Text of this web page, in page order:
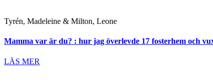
Tyrén, Madeleine & Milton, Leone
Mamma var är du? : hur jag överlevde 17 fosterhem och
LÄS MER